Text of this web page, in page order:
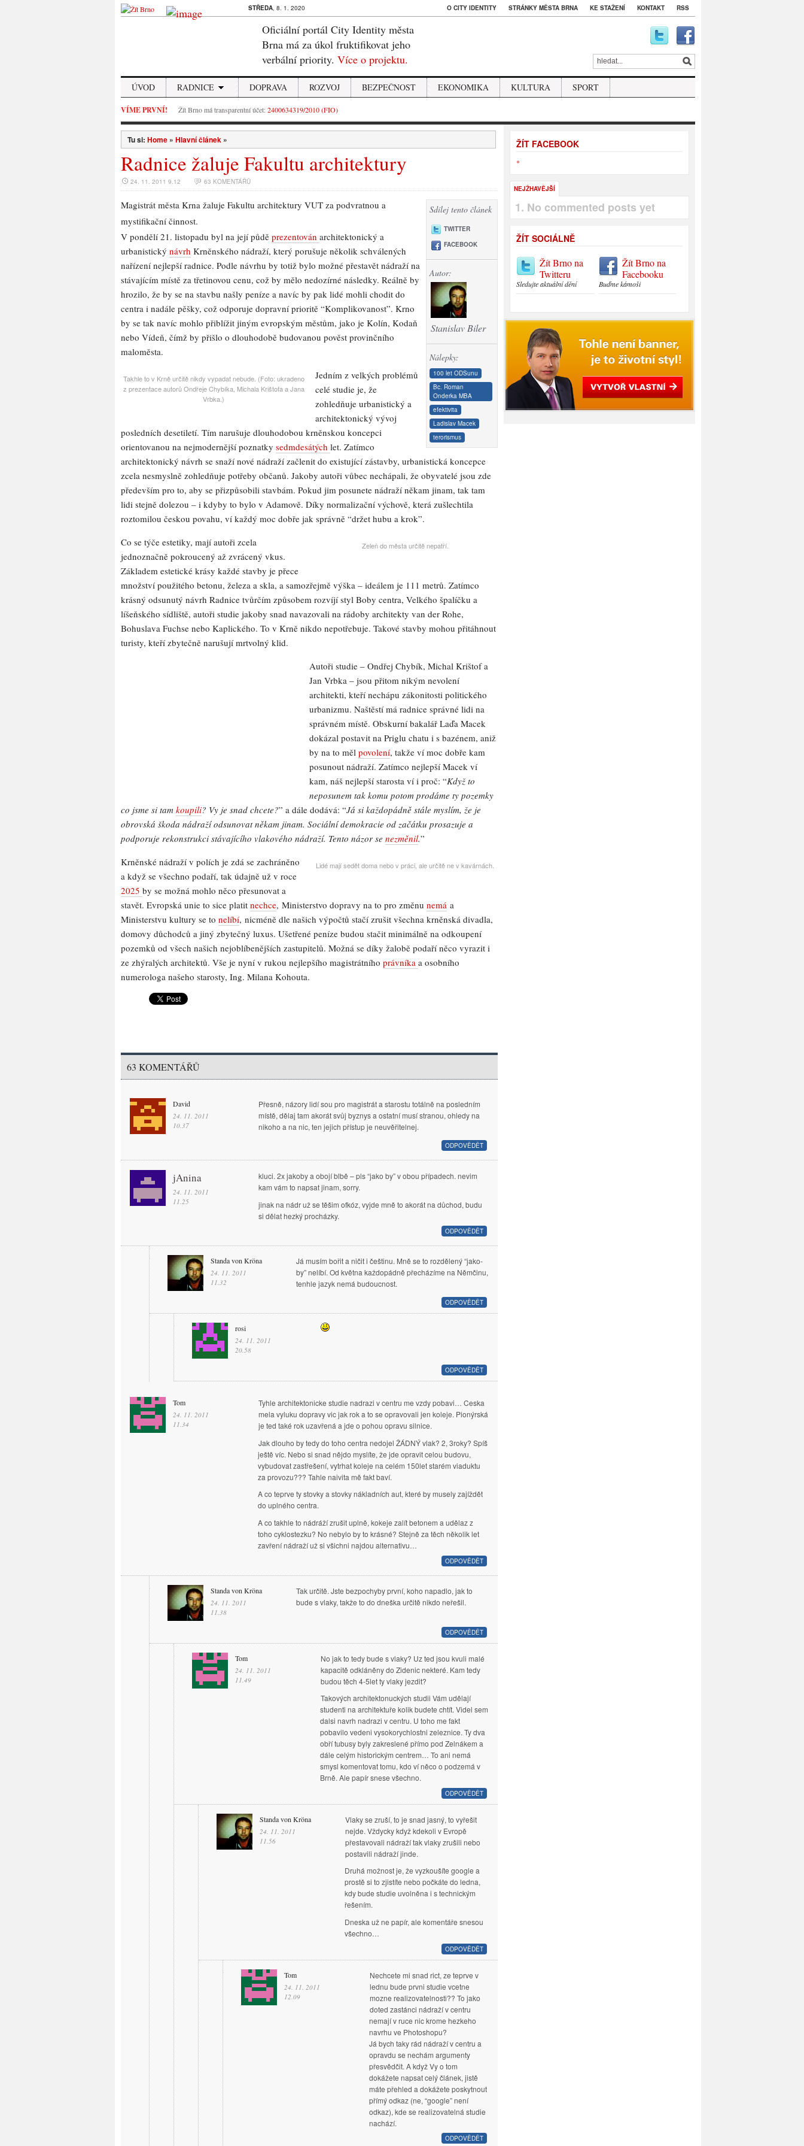
STŘEDA, 8. 1. 2020 O CITY IDENTITY STRÁNKY MĚSTA BRNA KE STAŽENÍ KONTAKT RSS
Oficiální portál City Identity města
Brna má za úkol fruktifikovat jeho
verbální priority. Více o projektu.
ÚVOD RADNICE DOPRAVA ROZVOJ BEZPEČNOST EKONOMIKA KULTURA SPORT
VÍME PRVNÍ! Žít Brno má transparentní účet:2400634319/2010 (FIO)
ŽÍT FACEBOOK
*
NEJŽHAVĚJŠÍ
No commented posts yet
ŽÍT SOCIÁLNĚ
Žít Brno na
Twitteru
Sledujte aktuální dění
Žít Brno na
Facebooku
Buďme kámoši
Tu si: Home » Hlavní článek »
Radnice žaluje Fakultu architektury
24. 11. 2011 9.12 63 KOMENTÁŘŮ
Sdílej tento článek
TWITTER
FACEBOOK
Autor:
Stanislav Biler
Nálepky:
100 let ODSunu
Bc. Roman
Onderka MBA
efektivita
Ladislav Macek
terorismus
Magistrát města Krna žaluje Fakultu architektury VUT za podvratnou a
mystifikační činnost.
V pondělí 21. listopadu byl na její půdě prezentován architektonický a
urbanistický návrh Krněnského nádraží, který porušuje několik schválených
nařízení nejlepší radnice. Podle návrhu by totiž bylo možné přestavět nádraží na
stávajícím místě za třetinovou cenu, což by mělo nedozírné následky. Reálně by
hrozilo, že by se na stavbu našly peníze a navíc by pak lidé mohli chodit do
centra i nadále pěšky, což odporuje dopravní prioritě “Komplikovanost”. Krno
by se tak navíc mohlo přiblížit jiným evropským městům, jako je Kolín, Kodaň
nebo Vídeň, čímž by přišlo o dlouhodobě budovanou pověst provinčního
maloměsta.
Takhle to v Krně určitě nikdy vypadat nebude. (Foto: ukradeno
z prezentace autorů Ondřeje Chybíka, Michala Krištofa a Jana
Vrbka.)
Jedním z velkých problémů
celé studie je, že
zohledňuje urbanistický a
architektonický vývoj
posledních desetiletí. Tím narušuje dlouhodobou krněnskou koncepci
orientovanou na nejmodernější poznatky sedmdesátých let. Zatímco
architektonický návrh se snaží nové nádraží začlenit do existující zástavby, urbanistická koncepce
zcela nesmyslně zohledňuje potřeby občanů. Jakoby autoři vůbec nechápali, že obyvatelé jsou zde
především pro to, aby se přizpůsobili stavbám. Pokud jim posunete nádraží někam jinam, tak tam
lidi stejně dolezou – i kdyby to bylo v Adamově. Díky normalizační výchově, která zušlechtila
roztomilou českou povahu, ví každý moc dobře jak správně “držet hubu a krok”.
Zeleň do města určitě nepatří.
Co se týče estetiky, mají autoři zcela
jednoznačně pokroucený až zvrácený vkus.
Základem estetické krásy každé stavby je přece
množství použitého betonu, železa a skla, a samozřejmě výška – ideálem je 111 metrů. Zatímco
krásný odsunutý návrh Radnice tvůrčím způsobem rozvíjí styl Boby centra, Velkého špalíčku a
líšeňského sídliště, autoři studie jakoby snad navazovali na rádoby architekty van der Rohe,
Bohuslava Fuchse nebo Kaplického. To v Krně nikdo nepotřebuje. Takové stavby mohou přitáhnout
turisty, kteří zbytečně narušují mrtvolný klid.
Autoři studie – Ondřej Chybík, Michal Krištof a
Jan Vrbka – jsou přitom nikým nevolení
architekti, kteří nechápu zákonitosti politického
urbanizmu. Naštěstí má radnice správné lidi na
správném místě. Obskurní bakalář Laďa Macek
dokázal postavit na Priglu chatu i s bazénem, aniž
by na to měl povolení, takže ví moc dobře kam
posunout nádraží. Zatímco nejlepší Macek ví
kam, náš nejlepší starosta ví i proč: “Když to
neposunem tak komu potom prodáme ty pozemky
co jsme si tam koupili? Vy je snad chcete?” a dále dodává: “Já si každopádně stále myslím, že je
obrovská škoda nádraží odsunovat někam jinam. Sociální demokracie od začátku prosazuje a
podporuje rekonstrukci stávajícího vlakového nádraží. Tento názor se nezměnil.”
Lidé mají sedět doma nebo v práci, ale určitě ne v kavárnách.
Krněnské nádraží v polích je zdá se zachráněno
a když se všechno podaří, tak údajně už v roce
2025 by se možná mohlo něco přesunovat a
stavět. Evropská unie to sice platit nechce, Ministerstvo dopravy na to pro změnu nemá a
Ministerstvu kultury se to nelíbí, nicméně dle našich výpočtů stačí zrušit všechna krněnská divadla,
domovy důchodců a jiný zbytečný luxus. Ušetřené peníze budou stačit minimálně na odkoupení
pozemků od všech našich nejoblíbenějších zastupitelů. Možná se díky žalobě podaří něco vyrazit i
ze zhýralých architektů. Vše je nyní v rukou nejlepšího magistrátního právníka a osobního
numerologa našeho starosty, Ing. Milana Kohouta.
63 KOMENTÁŘŮ
David
24. 11. 2011
10.37
Přesně, názory lidí sou pro magistrát a starostu totálně na posledním
místě, dělaj tam akorát svůj byznys a ostatní musí stranou, ohledy na
nikoho a na nic, ten jejich přístup je neuvěřitelnej.
ODPOVĚDĚT
jAnina
24. 11. 2011
11.25
kluci. 2x jakoby a obojí blbě – pls “jako by” v obou případech. nevim
kam vám to napsat jinam, sorry.
jinak na nádr už se těšim ofkóz, vyjde mně to akorát na důchod, budu
si dělat hezký procházky.
ODPOVĚDĚT
Standa von Kröna
24. 11. 2011
11.32
Já musím bořit a ničit i češtinu. Mně se to rozdělený “jako-
by” nelíbí. Od května každopádně přecházíme na Němčinu,
tenhle jazyk nemá budoucnost.
ODPOVĚDĚT
rosi
24. 11. 2011
20.58
ODPOVĚDĚT
Tom
24. 11. 2011
11.34
Tyhle architektonicke studie nadrazi v centru me vzdy pobavi… Ceska
mela vyluku dopravy vic jak rok a to se opravovali jen koleje. Pionýrská
je ted také rok uzavřená a jde o pohou opravu silnice.
Jak dlouho by tedy do toho centra nedojel ŽÁDNÝ vlak? 2, 3roky? Spíš
ještě víc. Nebo si snad nějdo myslíte, že jde opravit celou budovu,
vybudovat zastřešení, vytrhat koleje na celém 150let starém viaduktu
za provozu??? Tahle naivita mě fakt baví.
A co teprve ty stovky a stovky nákladních aut, které by musely zajíždět
do uplného centra.
A co takhle to nádráží zrušit uplně, kokeje zalít betonem a udělaz z
toho cyklostezku? No nebylo by to krásné? Stejně za těch několik let
zavření nádraží už si všichni najdou alternativu…
ODPOVĚDĚT
Standa von Kröna
24. 11. 2011
11.38
Tak určitě. Jste bezpochyby první, koho napadlo, jak to
bude s vlaky, takže to do dneška určitě nikdo neřešil.
ODPOVĚDĚT
Tom
24. 11. 2011
11.49
No jak to tedy bude s vlaky? Uz ted jsou kvuli malé
kapacitě odkláněny do Zidenic nekteré. Kam tedy
budou těch 4-5let ty vlaky jezdit?
Takových architektonuckých studii Vám udělají
studenti na architektuře kolik budete chtít. Videl sem
dalsi navrh nadrazi v centru. U toho me fakt
pobavilo vedeni vysokorychlostni zeleznice. Ty dva
obří tubusy byly zakreslené přímo pod Zelnákem a
dále celým historickým centrem… To ani nemá
smysl komentovat tomu, kdo ví něco o podzemá v
Brně. Ale papír snese všechno.
ODPOVĚDĚT
Standa von Kröna
24. 11. 2011
11.56
Vlaky se zruší, to je snad jasný, to vyřešit
nejde. Vždycky když kdekoli v Evropě
přestavovali nádraží tak vlaky zrušili nebo
postavili nádraží jinde.
Druhá možnost je, že vyzkoušíte google a
prostě si to zjistíte nebo počkáte do ledna,
kdy bude studie uvolněna i s technickým
řešením.
Dneska už ne papír, ale komentáře snesou
všechno…
ODPOVĚDĚT
Tom
24. 11. 2011
12.09
Nechcete mi snad rict, ze teprve v
lednu bude prvni studie vcetne
mozne realizovatelnosti?? To jako
doted zastánci nádraží v centru
nemají v ruce nic krome hezkeho
navrhu ve Photoshopu?
Já bych taky rád nádraží v centru a
opravdu se nechám argumenty
přesvědčit. A když Vy o tom
dokážete napsat celý článek, jistě
máte přehled a dokážete poskytnout
přímý odkaz (ne, “google” není
odkaz), kde se realizovatelná studie
nachází.
ODPOVĚDĚT